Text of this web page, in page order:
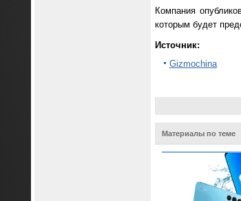
Компания
которым будет
Источник:
Gizmochina
Материалы по теме